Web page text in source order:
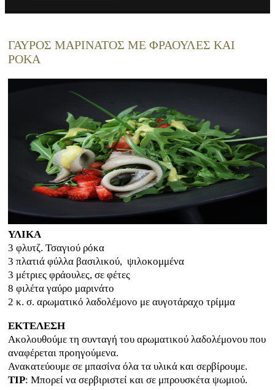
ΓΑΥΡΟΣ ΜΑΡΙΝΑΤΟΣ ΜΕ ΦΡΑΟΥΛΕΣ ΚΑΙ
ΡΟΚΑ
ΥΛΙΚΑ
3 φλυτζ. Τσαγιού ρόκα
3 πλατιά φύλλα βασιλικού, ψιλοκομμένα
3 μέτριες φράουλες, σε φέτες
8 φιλέτα γαύρο μαρινάτο
2 κ. σ. αρωματικό λαδολέμονο με αυγοτάραχο τρίμμα
ΕΚΤΕΛΕΣΗ
Ακολουθούμε τη συνταγή του αρωματικού λαδολέμονου που
αναφέρεται προηγούμενα.
Ανακατεύουμε σε μπασίνα όλα τα υλικά και σερβίρουμε.
TIP: Μπορεί να σερβιριστεί και σε μπρουσκέτα ψωμιού.